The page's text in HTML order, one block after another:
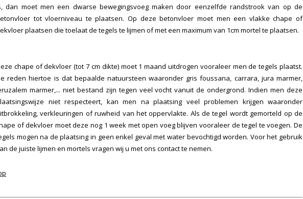
dan moet men een dwarse bewegingsvoeg maken door eenzelfde randstrook van op de
tot vloerniveau te plaatsen. Op deze betonvloer moet men een vlakke chape of
plaatsen die toelaat de tegels te lijmen of met een maximum van 1cm mortel te plaatsen.
chape of dekvloer (tot 7 cm dikte) moet 1 maand uitdrogen vooraleer men de tegels plaatst.
reden hiertoe is dat bepaalde natuursteen waaronder gris foussana, carrara, jura marmer,
marmer,... niet bestand zijn tegen veel vocht vanuit de ondergrond. Indien men deze
niet respecteert, kan men na plaatsing veel problemen krijgen waaronder
verkleuringen of ruwheid van het oppervlakte. Als de tegel wordt gemorteld op de
of dekvloer moet deze nog 1 week met open voeg blijven vooraleer de tegel te voegen. De
mogen na de plaatsing in geen enkel geval met water bevochtigd worden. Voor het gebruik
de juiste lijmen en mortels vragen wij u met ons contact te nemen.